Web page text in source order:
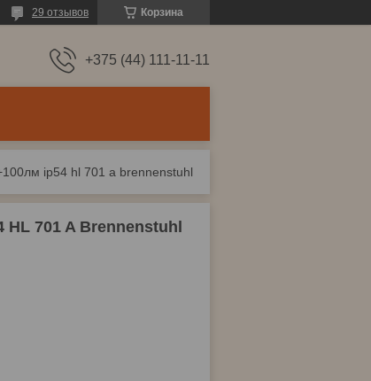
Корзина
29 отзывов
+375 (44) 111-11-11
ip54 hl 701 a brennenstuhl
701 A Brennenstuhl